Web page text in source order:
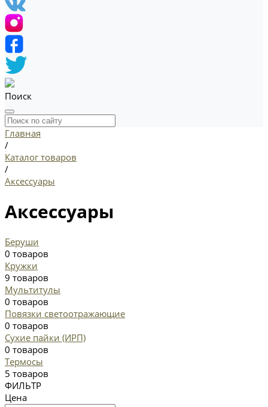
Поиск
Главная
/
Каталог товаров
/
Аксессуары
Аксессуары
Беруши
0 товаров
Кружки
9 товаров
Мультитулы
0 товаров
Повязки светоотражающие
0 товаров
Сухие пайки (ИРП)
0 товаров
Термосы
5 товаров
ФИЛЬТР
Цена